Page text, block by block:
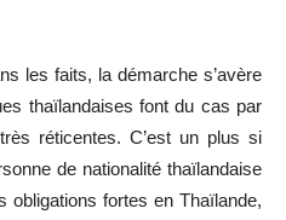
les faits, la démarche s’avère
thaïlandaises font du cas par
réticentes. C’est un plus si
de nationalité thaïlandaise
obligations fortes en Thaïlande,